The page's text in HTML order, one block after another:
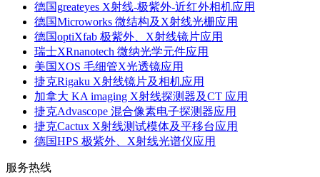
德国greateyes X射线-极紫外-近红外相机应用
德国Microworks 微结构及X射线光栅应用
德国optiXfab 极紫外、X射线镜片应用
瑞士XRnanotech 微纳光学元件应用
美国XOS 毛细管X光透镜应用
捷克Rigaku X射线镜片及相机应用
加拿大 KA imaging X射线探测器及CT 应用
捷克Advascope 混合像素电子探测器应用
捷克Cactux X射线测试模体及平移台应用
德国HPS 极紫外、X射线光谱仪应用
服务热线